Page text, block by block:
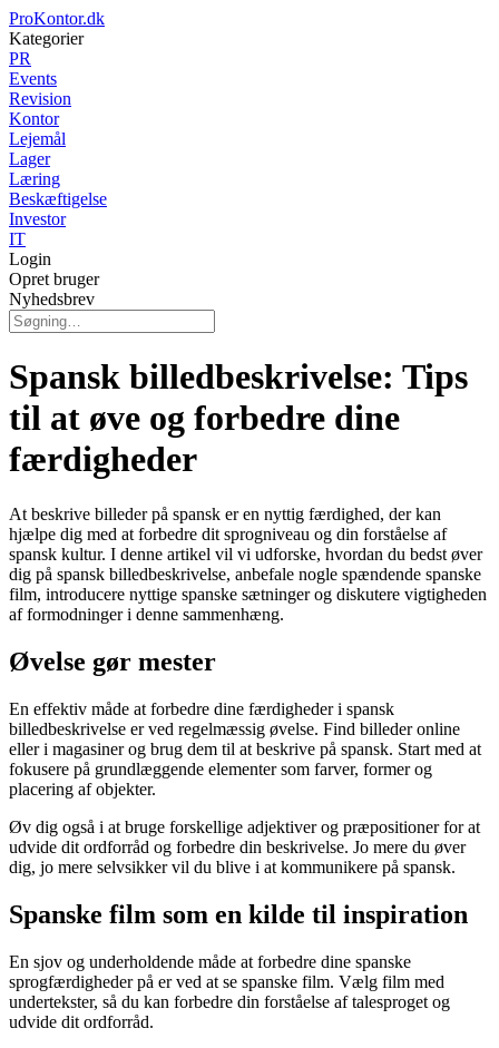
ProKontor.dk
Kategorier
PR
Events
Revision
Kontor
Lejemål
Lager
Læring
Beskæftigelse
Investor
IT
Login
Opret bruger
Nyhedsbrev
Spansk billedbeskrivelse: Tips
til at øve og forbedre dine
færdigheder
At beskrive billeder på spansk er en nyttig færdighed, der kan
hjælpe dig med at forbedre dit sprogniveau og din forståelse af
spansk kultur. I denne artikel vil vi udforske, hvordan du bedst øver
dig på spansk billedbeskrivelse, anbefale nogle spændende spanske
film, introducere nyttige spanske sætninger og diskutere vigtigheden
af formodninger i denne sammenhæng.
Øvelse gør mester
En effektiv måde at forbedre dine færdigheder i spansk
billedbeskrivelse er ved regelmæssig øvelse. Find billeder online
eller i magasiner og brug dem til at beskrive på spansk. Start med at
fokusere på grundlæggende elementer som farver, former og
placering af objekter.
Øv dig også i at bruge forskellige adjektiver og præpositioner for at
udvide dit ordforråd og forbedre din beskrivelse. Jo mere du øver
dig, jo mere selvsikker vil du blive i at kommunikere på spansk.
Spanske film som en kilde til inspiration
En sjov og underholdende måde at forbedre dine spanske
sprogfærdigheder på er ved at se spanske film. Vælg film med
undertekster, så du kan forbedre din forståelse af talesproget og
udvide dit ordforråd.